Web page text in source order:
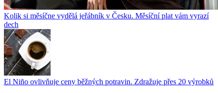
Kolik si měsíčne vydělá jeřábník v Česku. Měsíční plat vám vyrazí
dech
El Niño ovlivňuje ceny běžných potravin. Zdražuje přes 20 výrobků